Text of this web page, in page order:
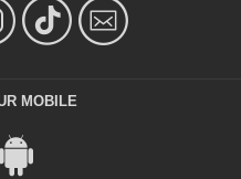
MOBILE